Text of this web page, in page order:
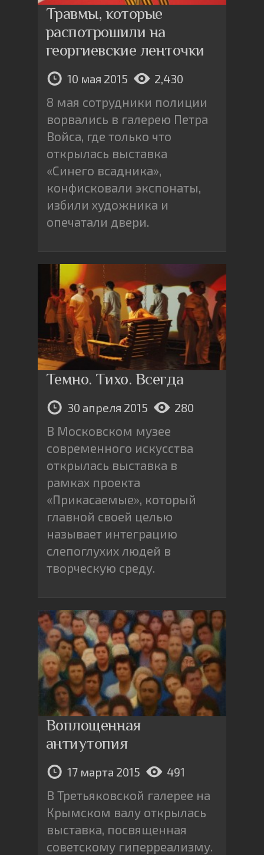
Травмы, которые
распотрошили на
георгиевские ленточки
10 мая 2015 2,430
8 мая сотрудники полиции
ворвались в галерею Петра
Войса, где только что
открылась выставка
«Синего всадника»,
конфисковали экспонаты,
избили художника и
опечатали двери.
Темно. Тихо. Всегда
30 апреля 2015 280
В Московском музее
современного искусства
открылась выставка в
рамках проекта
«Прикасаемые», который
главной своей целью
называет интеграцию
слепоглухих людей в
творческую среду.
Воплощенная
антиутопия
17 марта 2015 491
В Третьяковской галерее на
Крымском валу открылась
выставка, посвященная
советскому гиперреализму.